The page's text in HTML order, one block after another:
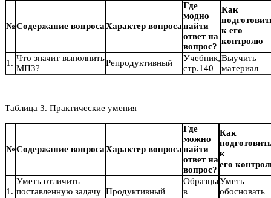
№Содержание вопросаХарактер вопроса
Где
модно
найти
ответ на
вопрос?
Как
к его
контролю
1. Что значит выполнить
МПЗ?
Репродуктивный
Учебник,
стр.140
Выучить
материал
Таблица 3. Практические умения
№Содержание вопросаХарактер вопроса
Где
можно
найти
ответ на
вопрос?
Как
к
его
1.
Уметь отличить
поставленную задачу Продуктивный
Образцы
в
Уметь
обосновать